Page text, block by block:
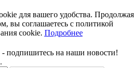
для вашего удобства. Продолжая
вы соглашаетесь с политикой
cookie.​​​​​​​ Подробнее
- подпишитесь на наши новости!